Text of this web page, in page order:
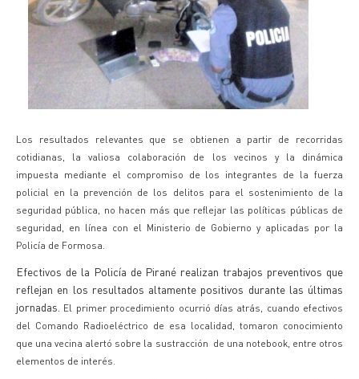
Los resultados relevantes que se obtienen a partir de recorridas
cotidianas, la valiosa colaboración de los vecinos y la dinámica
impuesta mediante el compromiso de los integrantes de la fuerza
policial en la prevención de los delitos para el sostenimiento de la
seguridad pública, no hacen más que reflejar las políticas públicas de
seguridad, en línea con el Ministerio de Gobierno y aplicadas por la
Policía de Formosa.
Efectivos de la Policía de Pirané realizan trabajos preventivos que
reflejan en los resultados altamente positivos durante las últimas
jornadas. El primer procedimiento ocurrió días atrás, cuando efectivos
del Comando Radioeléctrico de esa localidad, tomaron conocimiento
que una vecina alertó sobre la sustracción de una notebook, entre otros
elementos de interés.